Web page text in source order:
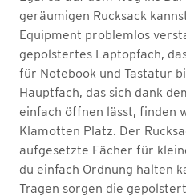
geräumigen Rucksack
Equipment problemlos
gepolstertes Laptopfach,
für Notebook und Tastatur
Hauptfach, das sich dank
einfach öffnen lässt, finden
Klamotten Platz. Der
aufgesetzte Fächer für
du einfach Ordnung halten
Tragen sorgen die